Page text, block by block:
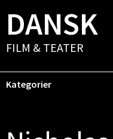
DANSK
FILM & TEATER
Kategorier